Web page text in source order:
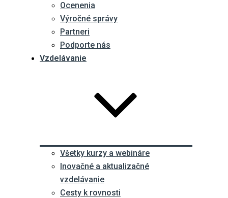
Ocenenia
Výročné správy
Partneri
Podporte nás
Vzdelávanie
Všetky kurzy a webináre
Inovačné a aktualizačné
vzdelávanie
Cesty k rovnosti